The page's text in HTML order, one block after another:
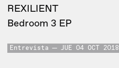
REXILIENT
Bedroom 3 EP
Entrevista JUE 04 OCT 2018